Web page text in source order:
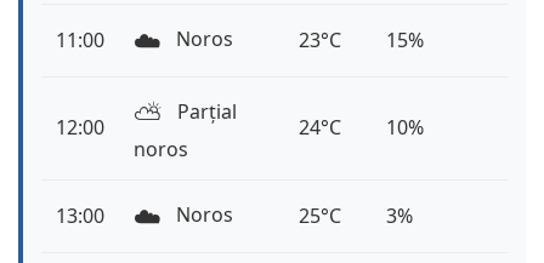
11:00 ☁️ Noros 23°C 15%
12:00 ⛅️
Parțial
noros
24°C 10%
13:00 ☁️ Noros 25°C 3%